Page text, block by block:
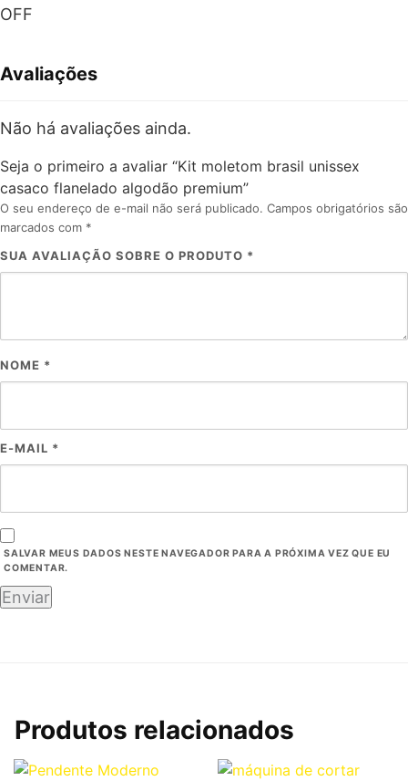
OFF
Avaliações
Não há avaliações ainda.
Seja o primeiro a avaliar “Kit moletom brasil unissex
casaco flanelado algodão premium”
O seu endereço de e-mail não será publicado. Campos obrigatórios são
marcados com *
SUA AVALIAÇÃO SOBRE O PRODUTO *
NOME *
E-MAIL *
SALVAR MEUS DADOS NESTE NAVEGADOR PARA A PRÓXIMA VEZ QUE EU
COMENTAR.
Produtos relacionados